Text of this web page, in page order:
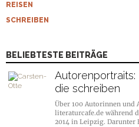
REISEN
SCHREIBEN
BELIEBTESTE BEITRÄGE
die schreiben
Über 100 Autorinnen
literaturcafe.de während
2014 in Leipzig. Darunter